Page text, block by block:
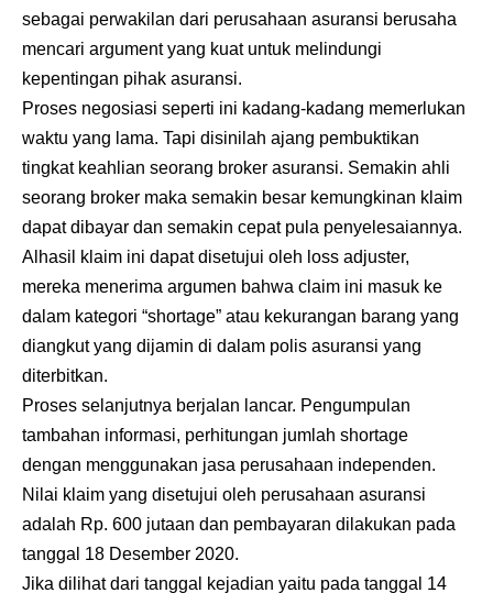
sebagai perwakilan dari perusahaan asuransi berusaha
mencari argument yang kuat untuk melindungi
kepentingan pihak asuransi.
Proses negosiasi seperti ini kadang-kadang memerlukan
waktu yang lama. Tapi disinilah ajang pembuktikan
tingkat keahlian seorang broker asuransi. Semakin ahli
seorang broker maka semakin besar kemungkinan klaim
dapat dibayar dan semakin cepat pula penyelesaiannya.
Alhasil klaim ini dapat disetujui oleh loss adjuster,
mereka menerima argumen bahwa claim ini masuk ke
dalam kategori “shortage” atau kekurangan barang yang
diangkut yang dijamin di dalam polis asuransi yang
diterbitkan.
Proses selanjutnya berjalan lancar. Pengumpulan
tambahan informasi, perhitungan jumlah shortage
dengan menggunakan jasa perusahaan independen.
Nilai klaim yang disetujui oleh perusahaan asuransi
adalah Rp. 600 jutaan dan pembayaran dilakukan pada
tanggal 18 Desember 2020.
Jika dilihat dari tanggal kejadian yaitu pada tanggal 14